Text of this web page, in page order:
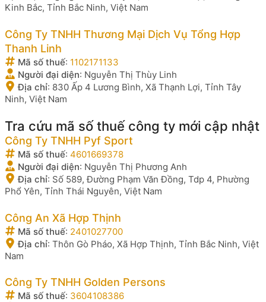
Kinh Bắc, Tỉnh Bắc Ninh, Việt Nam
Công Ty TNHH Thương Mại Dịch Vụ Tổng Hợp
Thanh Linh
Mã số thuế: 1102171133
Người đại diện: Nguyễn Thị Thùy Linh
Địa chỉ: 830 Ấp 4 Lương Bình, Xã Thạnh Lợi, Tỉnh Tây
Ninh, Việt Nam
Tra cứu mã số thuế công ty mới cập nhật
Công Ty TNHH Pyf Sport
Mã số thuế: 4601669378
Người đại diện: Nguyễn Thị Phương Anh
Địa chỉ: Số 589, Đường Phạm Văn Đồng, Tdp 4, Phường
Phổ Yên, Tỉnh Thái Nguyên, Việt Nam
Công An Xã Hợp Thịnh
Mã số thuế: 2401027700
Địa chỉ: Thôn Gò Pháo, Xã Hợp Thịnh, Tỉnh Bắc Ninh, Việt
Nam
Công Ty TNHH Golden Persons
Mã số thuế: 3604108386